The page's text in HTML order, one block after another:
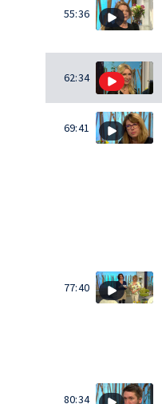
55:36
62:34
69:41
77:40
80:34